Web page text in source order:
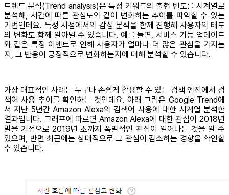
트렌드 분석(Trend analysis)은 특정 키워드의 출현 빈도를 시계열로
분석해, 시간에 따른 관심도와 같이 변화하는 추이를 파악할 수 있는
기법인데요. 특정 시점에서의 감성 분석을 함께 진행해 사용자의 태도
의 변화도 함께 알아낼 수 있습니다. 예를 들면, 서비스 기능 업데이트
와 같은 특정 이벤트로 인해 사용자가 얼마나 더 많은 관심을 가지는
지, 그 반응이 긍정적으로 변화하는지에 대해 분석할 수 있습니다.
가장 대표적인 사례는 누구나 손쉽게 활용할 수 있는 검색 엔진에서 검
색어 사용 추이를 확인하는 것인데요. 아래 그림은 Google Trend에
서 지난 5년간 Amazon Alexa의 검색어 사용에 대한 시계열 분석한
결과입니다. 그래프에 따르면 Amazon Alexa에 대한 관심이 2018년
말을 기점으로 2019년 초까지 폭발적인 관심이 일어나는 것을 알 수
있으며, 반면 최근에는 상대적으로 그 관심이 감소하는 경향을 확인할
수 있습니다.